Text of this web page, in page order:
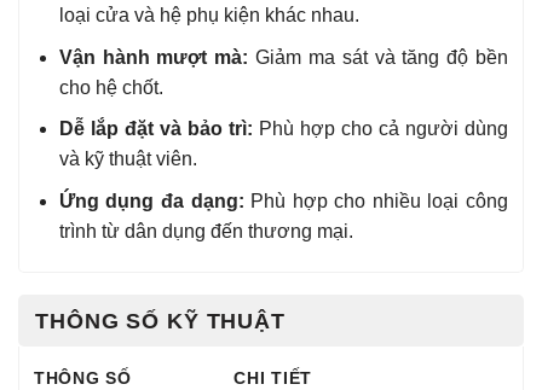
loại cửa và hệ phụ kiện khác nhau.
Vận hành mượt mà: Giảm ma sát và tăng độ bền
cho hệ chốt.
Dễ lắp đặt và bảo trì: Phù hợp cho cả người dùng
và kỹ thuật viên.
Ứng dụng đa dạng: Phù hợp cho nhiều loại công
trình từ dân dụng đến thương mại.
THÔNG SỐ KỸ THUẬT
THÔNG SỐ
CHI TIẾT